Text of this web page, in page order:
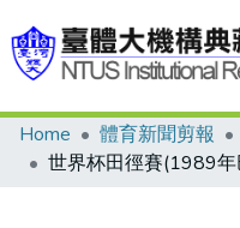
Communities & Collections
Home 體育新聞剪報